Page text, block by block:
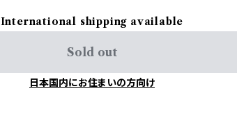
International shipping available
Sold out
日本国内にお住まいの方向け